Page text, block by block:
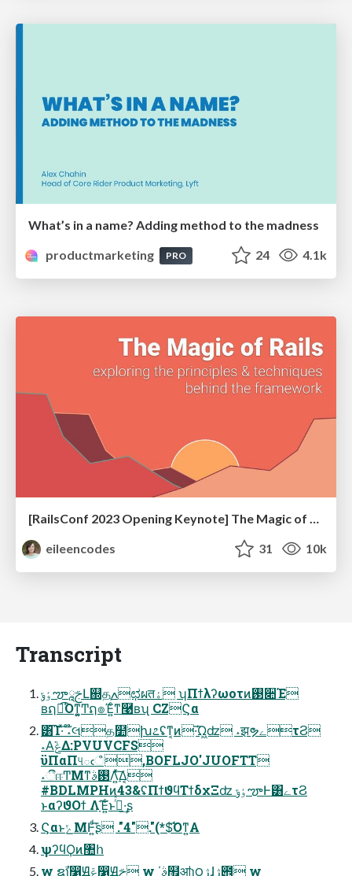
What’s in a name? Adding method to the madness
productmarketing
PRO 24 4.1k
eileencodes
31 10k
Transcript
ٶݹౡࢢཱԼ஍தֶߍಛผतۀ ʮΠϯλʔωοτͷ࢓૊Έ
ʙຐ๏͡Όͳ͍͚Ͳຐ๏Έ͍ͨͳ࿩ʙʯ CZϚα
͸͡Ί·ͯ͠ ˔໊લத໺խ೭ʢͳ͔ͷ·͞Ώ͖ʣ ˔झຯےτϨ
˔Α͘ݟΔ:PVUVCFS
ϋΠαΠ୳ఁஂ,BOFLJO'JUOFTT
˔ීஈͲΜͳ࢓ࣄΛ͍ͯ͠Δ͔
#BDLMPHͷ43&ʢΠϯϑϥΤϯδχΞʣ ٶݹౡͰ͸ےτϨ
ͱαʔϑΟϯ Λָ͠Έ͍ͨͱࢥͬͯ·͢ʂ
ϚαͱݺΜͰ͍ͩ͘͞ʂ ."4"."(*$͡Όͳ͍Α
ψʔϥϘͷ঺հ
w ຊࣾɿ෱Ԭݝ෱Ԭࢢ w ΄͔ࣄ຿ॴɿ౦ژɺژ౎ w